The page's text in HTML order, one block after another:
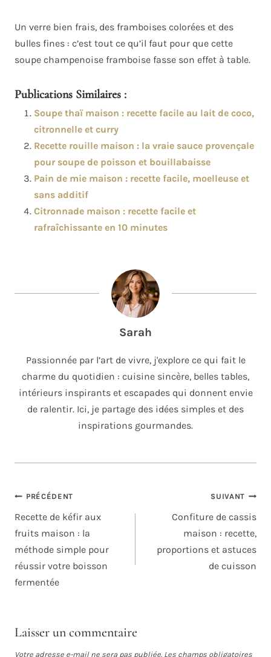
Un verre bien frais, des framboises colorées et des
bulles fines : c’est tout ce qu’il faut pour que cette
soupe champenoise framboise fasse son effet à table.
Publications Similaires :
Soupe thaï maison : recette facile au lait de coco,
citronnelle et curry
Recette rouille maison : la vraie sauce provençale
pour soupe de poisson et bouillabaisse
Pain de mie maison : recette facile, moelleuse et
sans additif
Citronnade maison : recette facile et
rafraîchissante en 10 minutes
Sarah
Passionnée par l’art de vivre, j'explore ce qui fait le
charme du quotidien : cuisine sincère, belles tables,
intérieurs inspirants et escapades qui donnent envie
de ralentir. Ici, je partage des idées simples et des
inspirations gourmandes.
NAVIGATION
DE
L’ARTICLE
PRÉCÉDENT
Recette de kéfir aux
fruits maison : la
méthode simple pour
réussir votre boisson
fermentée
SUIVANT
Confiture de cassis
maison : recette,
proportions et astuces
de cuisson
Laisser un commentaire
Votre adresse e-mail ne sera pas publiée. Les champs obligatoires